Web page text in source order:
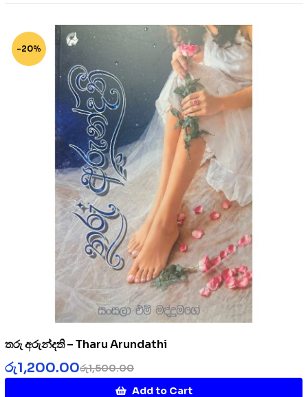
-20%
තරු අරුන්දති – Tharu Arundathi
රු1,500.00
රු1,200.00
Add to Cart